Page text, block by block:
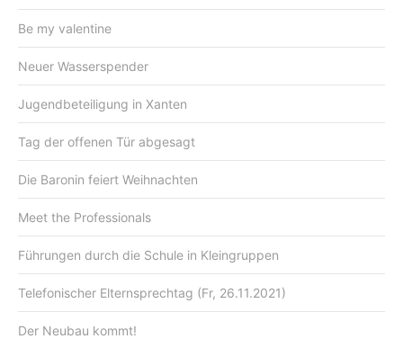
Be my valentine
Neuer Wasserspender
Jugendbeteiligung in Xanten
Tag der offenen Tür abgesagt
Die Baronin feiert Weihnachten
Meet the Professionals
Führungen durch die Schule in Kleingruppen
Telefonischer Elternsprechtag (Fr, 26.11.2021)
Der Neubau kommt!